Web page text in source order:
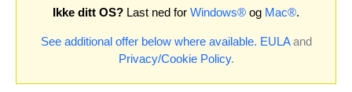
Ikke ditt OS? Last ned for Windows® og Mac®.
See additional offer below where available. EULAand
Privacy/Cookie Policy.